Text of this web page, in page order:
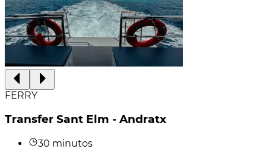
FERRY
Transfer Sant Elm - Andratx
30 minutos